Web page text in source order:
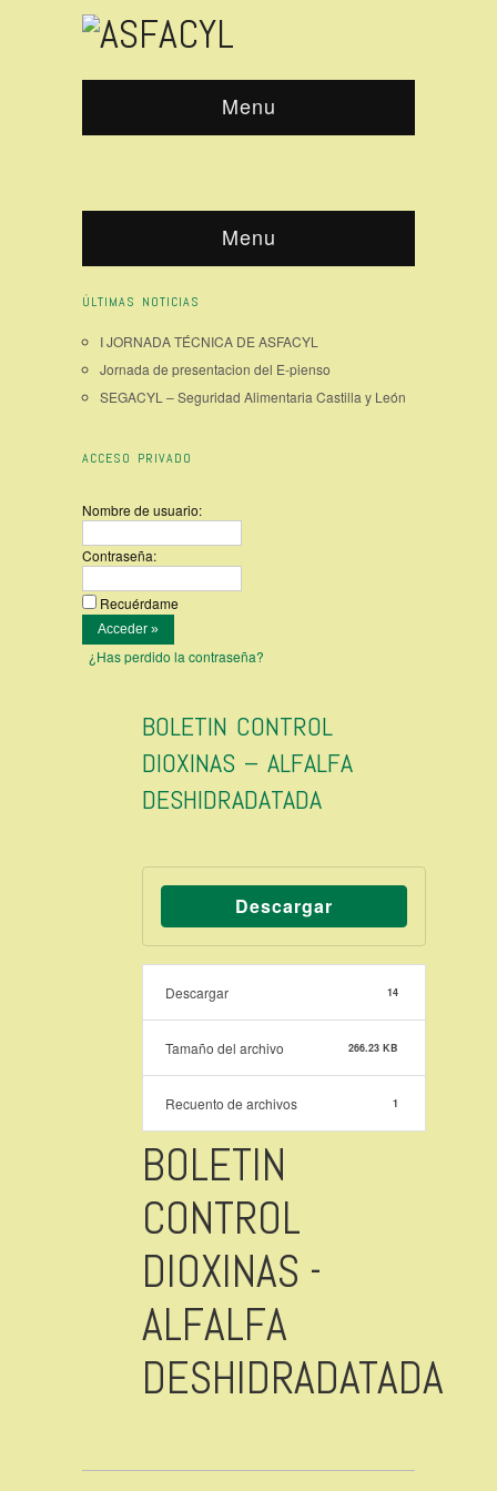
Menu
Menu
ÚLTIMAS NOTICIAS
I JORNADA TÉCNICA DE ASFACYL
Jornada de presentacion del E-pienso
SEGACYL – Seguridad Alimentaria Castilla y León
ACCESO PRIVADO
Nombre de usuario:
Contraseña:
Recuérdame
¿Has perdido la contraseña?
BOLETIN CONTROL
DIOXINAS – ALFALFA
DESHIDRADATADA
Descargar
Descargar 14
Tamaño del archivo 266.23 KB
Recuento de archivos 1
BOLETIN
CONTROL
DIOXINAS -
ALFALFA
DESHIDRADATADA